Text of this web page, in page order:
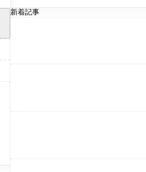
を
検
新着記事